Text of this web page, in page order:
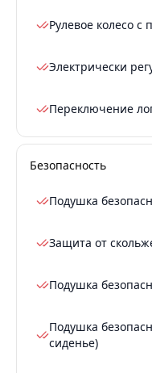
Рулевое колесо с
Электрически
Переключение
Безопасность
Подушка
Защита от
Подушка
Подушка
сиденье)